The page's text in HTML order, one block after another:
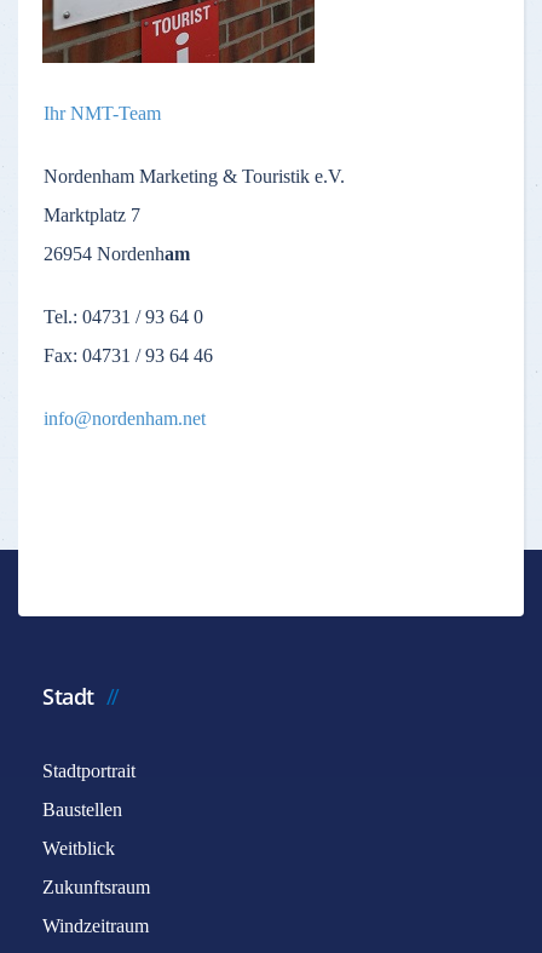
Ihr NMT-Team
Nordenham Marketing & Touristik e.V.
Marktplatz 7
26954 Nordenham
Tel.: 04731 / 93 64 0
Fax: 04731 / 93 64 46
info@nordenham.net
Stadt
Stadtportrait
Baustellen
Weitblick
Zukunftsraum
Windzeitraum